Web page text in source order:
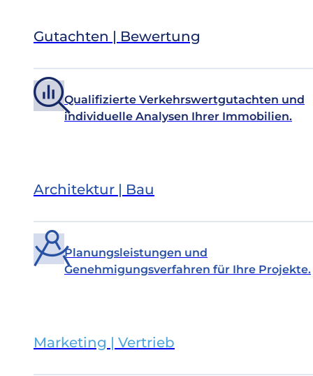
Gutachten | Bewertung
Qualifizierte Verkehrswertgutachten und
individuelle Analysen Ihrer Immobilien.
Architektur | Bau
Planungsleistungen und
Genehmigungsverfahren für Ihre Projekte.
Marketing | Vertrieb